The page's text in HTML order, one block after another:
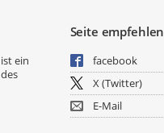
ein
Seite empfehlen
facebook
X (Twitter)
E-Mail